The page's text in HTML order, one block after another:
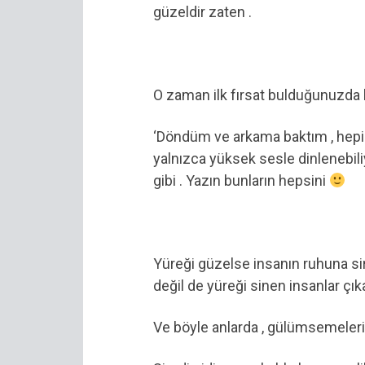
güzeldir zaten .
O zaman ilk fırsat bulduğunuzda
‘Döndüm ve arkama baktım ,
yalnızca yüksek sesle
gibi . Yazın bunların hepsini
Yüreği güzelse insanın ruhuna
değil de yüreği sinen insanlar
Ve böyle anlarda ,